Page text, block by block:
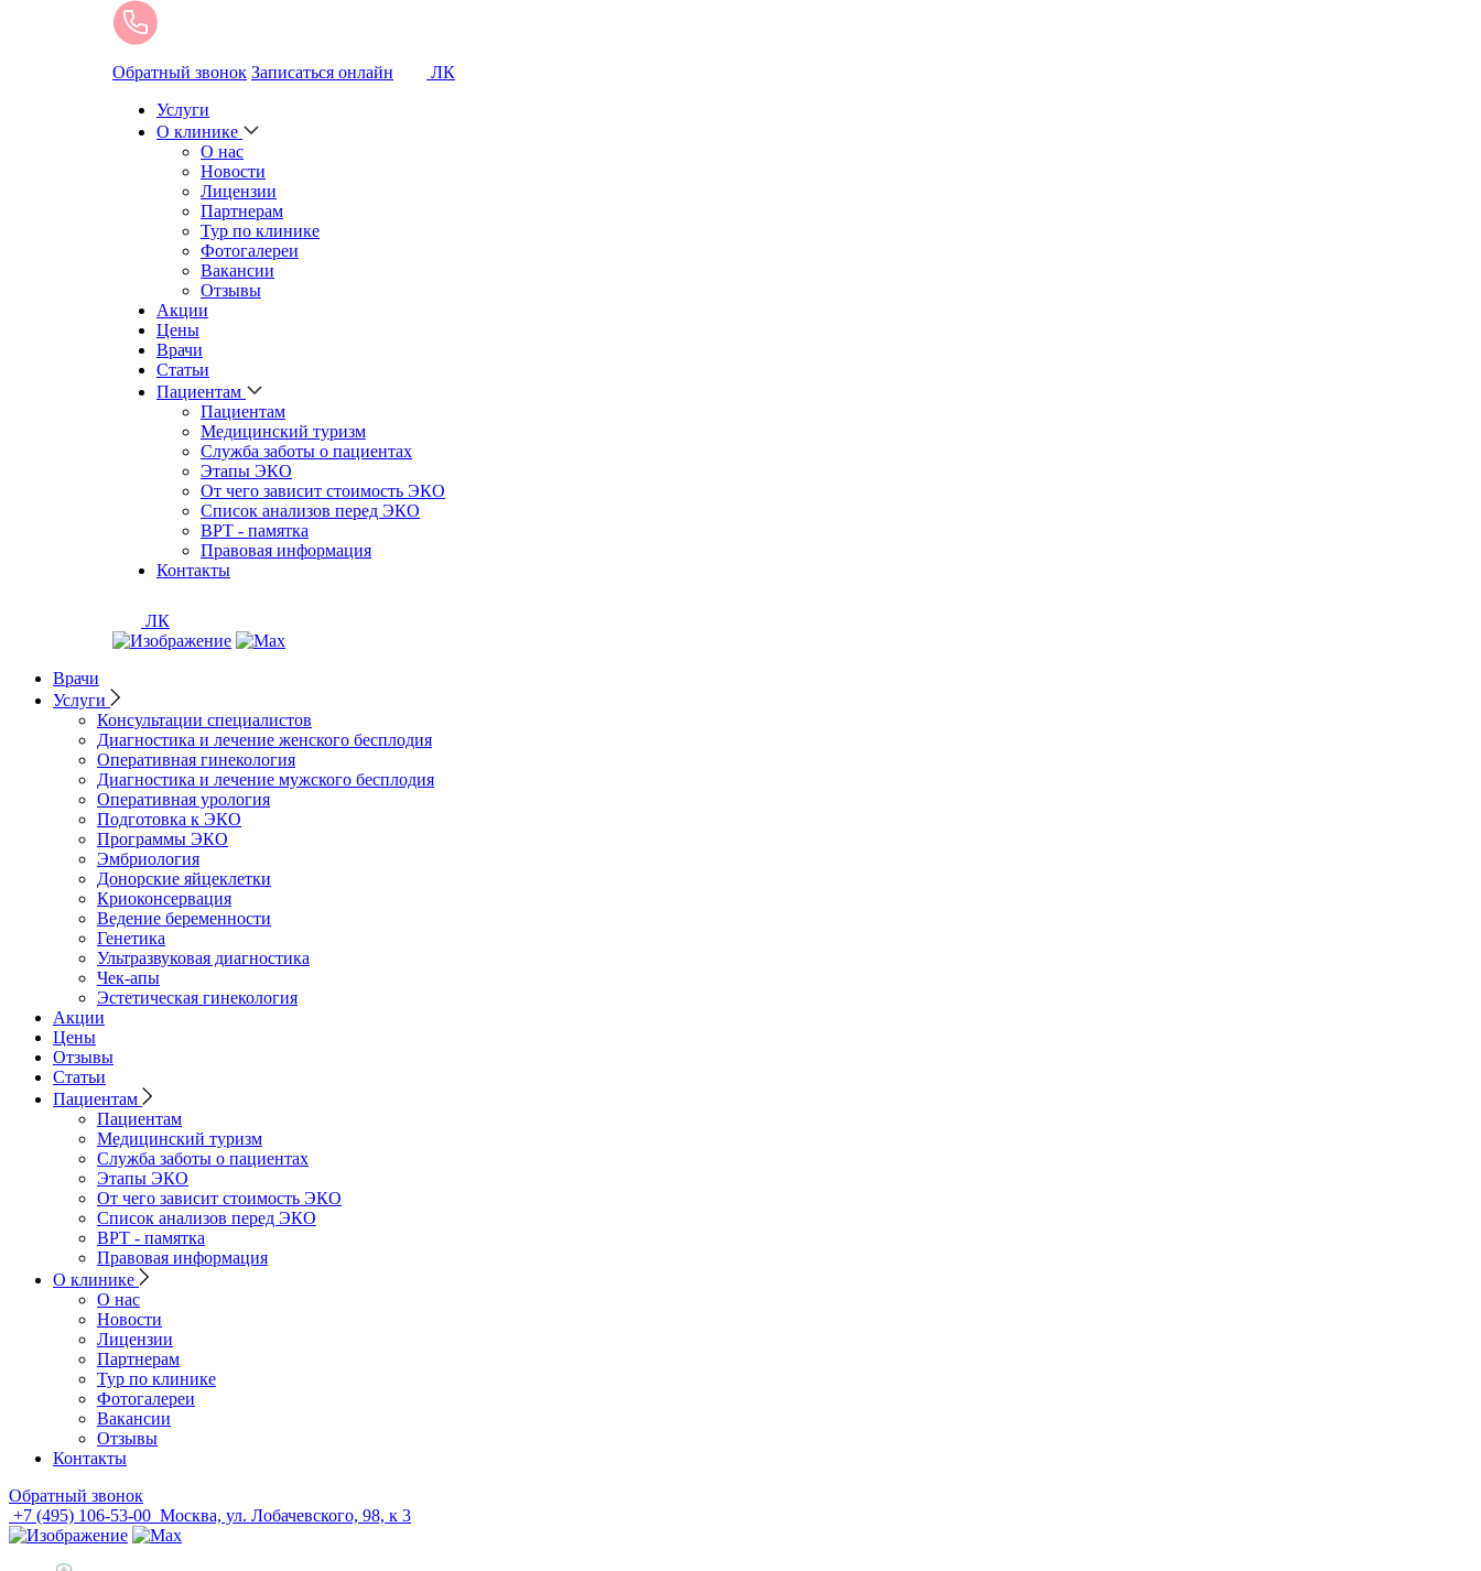
Обратный звонок Записаться онлайн
ЛК
Услуги
О клинике
О нас
Новости
Лицензии
Партнерам
Тур по клинике
Фотогалереи
Вакансии
Отзывы
Акции
Цены
Врачи
Статьи
Пациентам
Пациентам
Медицинский туризм
Служба заботы о пациентах
Этапы ЭКО
От чего зависит стоимость ЭКО
Список анализов перед ЭКО
ВРТ - памятка
Правовая информация
Контакты
ЛК
Врачи
Услуги
Консультации специалистов
Диагностика и лечение женского бесплодия
Оперативная гинекология
Диагностика и лечение мужского бесплодия
Оперативная урология
Подготовка к ЭКО
Программы ЭКО
Эмбриология
Донорские яйцеклетки
Криоконсервация
Ведение беременности
Генетика
Ультразвуковая диагностика
Чек-апы
Эстетическая гинекология
Акции
Цены
Отзывы
Статьи
Пациентам
Пациентам
Медицинский туризм
Служба заботы о пациентах
Этапы ЭКО
От чего зависит стоимость ЭКО
Список анализов перед ЭКО
ВРТ - памятка
Правовая информация
О клинике
О нас
Новости
Лицензии
Партнерам
Тур по клинике
Фотогалереи
Вакансии
Отзывы
Контакты
Обратный звонок
+7 (495) 106-53-00 Москва, ул. Лобачевского, 98, к 3